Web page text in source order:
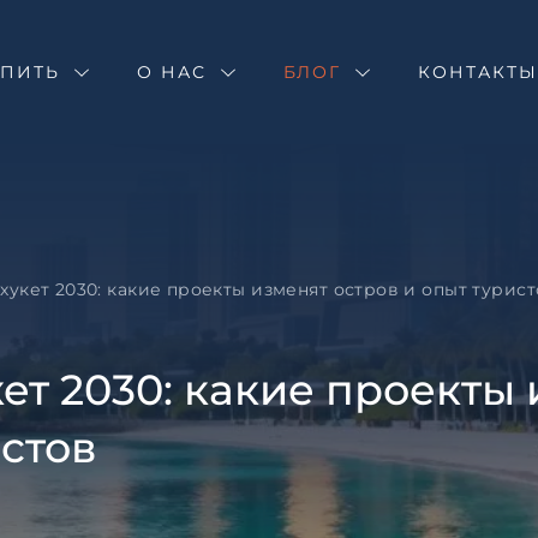
О НАС БЛОГ КОНТАКТЫ
2030: какие проекты изменят остров и опыт
2030: какие
Согласен с
Пхукет 2030: